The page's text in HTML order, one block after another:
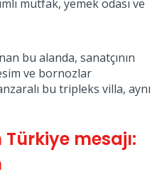
mutfak, yemek odası ve
bu alanda, sanatçının
ve bornozlar
bu tripleks villa, aynı
Türkiye mesajı: